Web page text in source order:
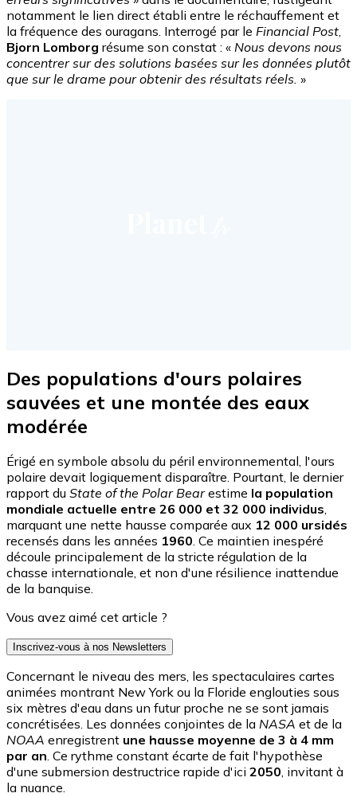
notamment le lien direct établi entre le réchauffement et
la fréquence des ouragans. Interrogé par le Financial Post
Bjorn Lomborg résume son constat : « Nous devons nous
concentrer sur des solutions basées sur les données plutôt
que sur le drame pour obtenir des résultats réels. »
Des populations d'ours polaires
sauvées et une montée des eaux
modérée
Érigé en symbole absolu du péril environnemental, l'ours
polaire devait logiquement disparaître. Pourtant, le dernier
rapport du State of the Polar Bearestime la population
mondiale actuelle entre 26 000 et 32 000 individus,
marquant une nette hausse comparée aux 12 000 ursidés
recensés dans les années 1960. Ce maintien inespéré
découle principalement de la stricte régulation de la
chasse internationale, et non d'une résilience inattendue
de la banquise.
Vous avez aimé cet article ?
Inscrivez-vous à nos Newsletters
Concernant le niveau des mers, les spectaculaires cartes
animées montrant New York ou la Floride englouties sous
six mètres d'eau dans un futur proche ne se sont jamais
concrétisées. Les données conjointes de la NASA et de la
NOAA enregistrent une hausse moyenne de 3 à 4 mm
par an. Ce rythme constant écarte de fait l'hypothèse
d'une submersion destructrice rapide d'ici 2050, invitant à
la nuance.